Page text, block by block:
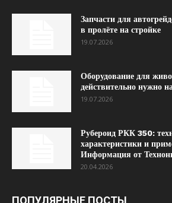
Запчасти для
в пролёте на стройке
19.07.2026
Оборудование для
действительно нужно
19.07.2026
Рубероид РКК 350:
характеристики и
Информация от
20.04.2026
ПОПУЛЯРНЫЕ ПОСТЫ